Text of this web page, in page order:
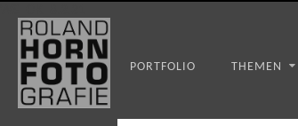
PORTFOLIO THEMEN